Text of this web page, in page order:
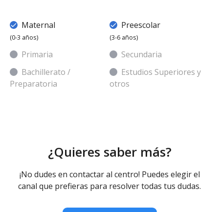
Maternal
(0-3 años)
Preescolar
(3-6 años)
Primaria
Secundaria
Bachillerato /
Preparatoria
Estudios Superiores y
otros
¿Quieres saber más?
¡No dudes en contactar al centro! Puedes elegir el
canal que prefieras para resolver todas tus dudas.